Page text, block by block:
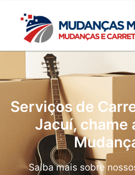
Serviços de
Jacuí, chame
Saiba mais sobre